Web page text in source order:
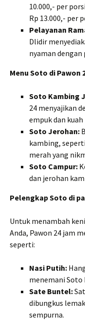
10.000,- per
Rp 13.000,- per
Pelayanan
Dlidir
nyaman dengan
Menu Soto di Pawon
Soto Kambing
24 menyajikan
empuk dan
Soto Jerohan:
kambing,
merah yang
Soto Campur:
dan jerohan
Pelengkap Soto di
Untuk menambah
Anda, Pawon 24 jam
seperti:
Nasi Putih:
menemani
Sate Buntel:
dibungkus
sempurna.